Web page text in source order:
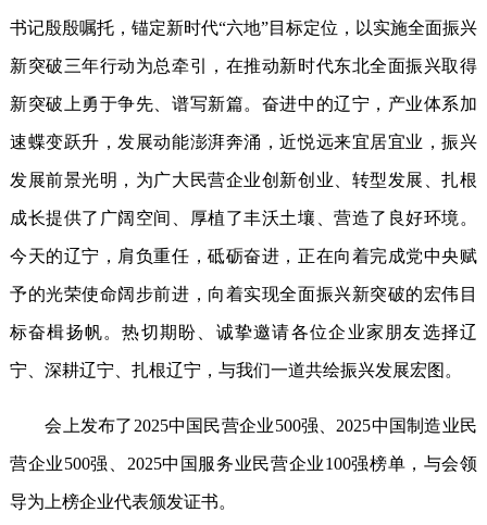
书记殷殷嘱托，锚定新时代“六地”目标定位，以实施全面振兴
新突破三年行动为总牵引，在推动新时代东北全面振兴取得
新突破上勇于争先、谱写新篇。奋进中的辽宁，产业体系加
速蝶变跃升，发展动能澎湃奔涌，近悦远来宜居宜业，振兴
发展前景光明，为广大民营企业创新创业、转型发展、扎根
成长提供了广阔空间、厚植了丰沃土壤、营造了良好环境。
今天的辽宁，肩负重任，砥砺奋进，正在向着完成党中央赋
予的光荣使命阔步前进，向着实现全面振兴新突破的宏伟目
标奋楫扬帆。热切期盼、诚挚邀请各位企业家朋友选择辽
宁、深耕辽宁、扎根辽宁，与我们一道共绘振兴发展宏图。
会上发布了2025中国民营企业500强、2025中国制造业民
营企业500强、2025中国服务业民营企业100强榜单，与会领
导为上榜企业代表颁发证书。